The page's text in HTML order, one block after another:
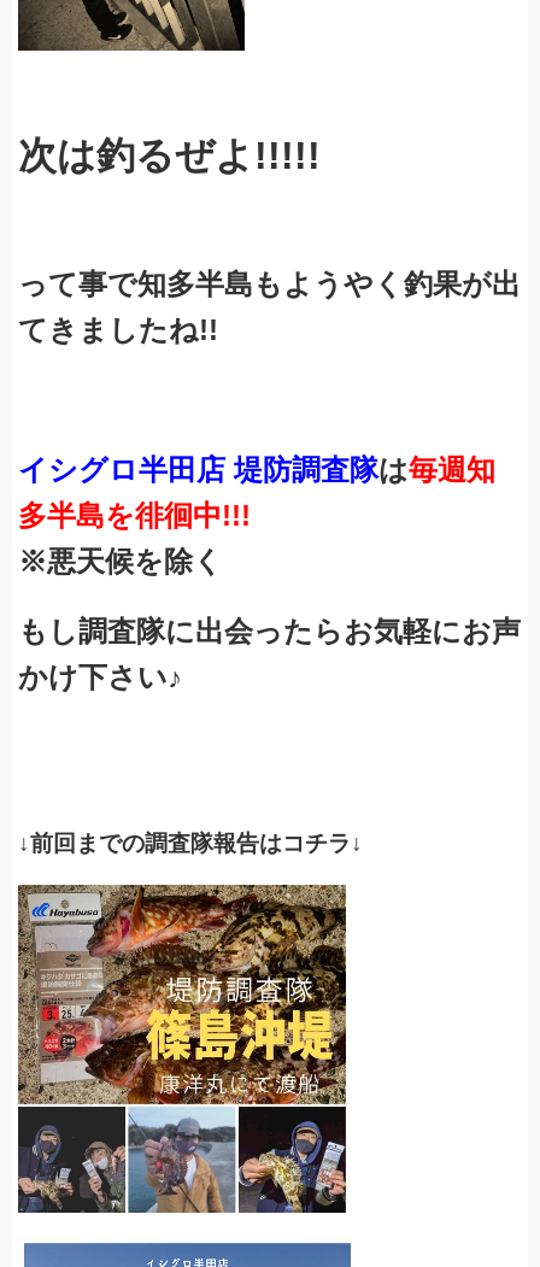
次は釣るぜよ!!!!!
って事で知多半島もようやく釣果が出
てきましたね!!
イシグロ半田店 堤防調査隊は毎週知
多半島を徘徊中!!!
※悪天候を除く
もし調査隊に出会ったらお気軽にお声
かけ下さい♪
↓前回までの調査隊報告はコチラ↓